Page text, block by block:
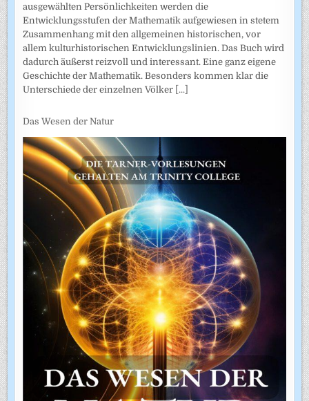
ausgewählten Persönlichkeiten werden die
Entwicklungsstufen der Mathematik aufgewiesen in stetem
Zusammenhang mit den allgemeinen historischen, vor
allem kulturhistorischen Entwicklungslinien. Das Buch wird
dadurch äußerst reizvoll und interessant. Eine ganz eigene
Geschichte der Mathematik. Besonders kommen klar die
Unterschiede der einzelnen Völker [...]
Das Wesen der Natur